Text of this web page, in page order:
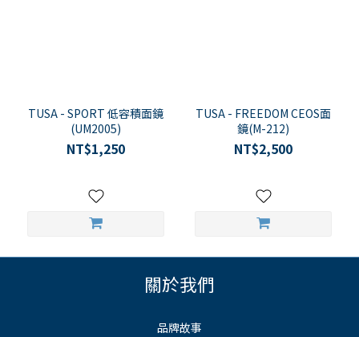
TUSA - SPORT 低容積面鏡
(UM2005)
NT$1,250
TUSA - FREEDOM CEOS面
鏡(M-212)
NT$2,500
關於我們
品牌故事